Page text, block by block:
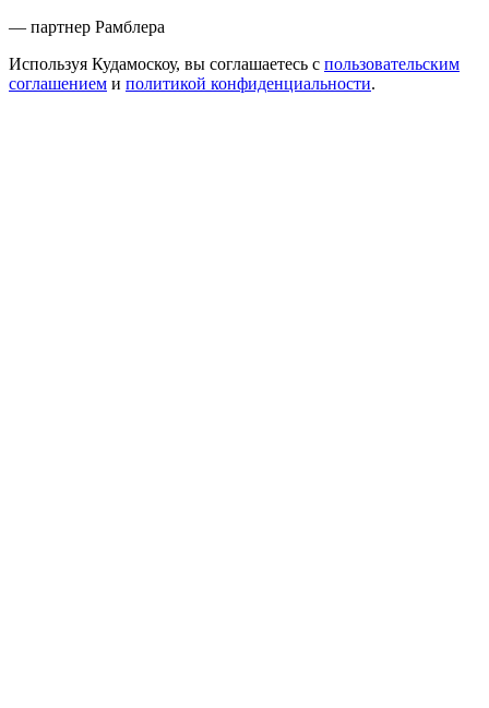
— партнер Рамблера
Используя Кудамоскоу, вы соглашаетесь с пользовательским
соглашением и политикой конфиденциальности.